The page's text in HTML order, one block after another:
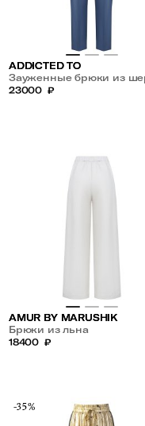
ADDICTED TO
Зауженные брюки из
и шелка
23000 ₽
AMUR BY MARUSHIK
Брюки из льна
18400 ₽
-35%